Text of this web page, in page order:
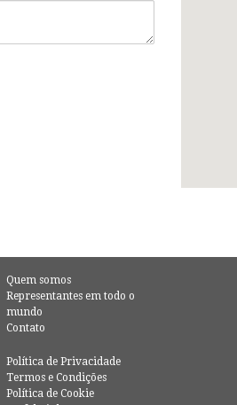
Quem somos
Representantes em todo o
mundo
Contato
Política de Privacidade
Termos e Condições
Política de Cookie